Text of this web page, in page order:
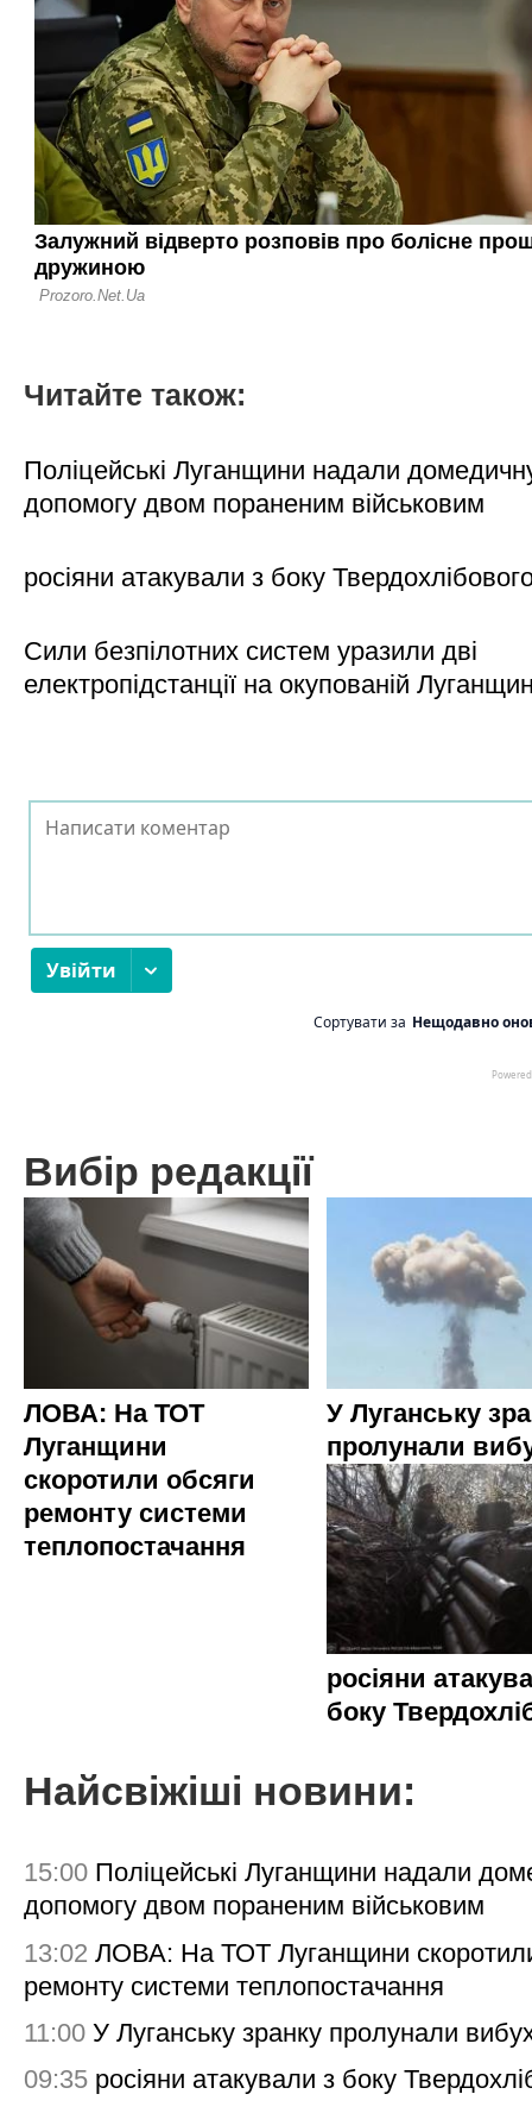
Читайте також:
Поліцейські Луганщини надали
допомогу двом пораненим військовим
росіяни атакували з боку
Сили безпілотних систем уразили дві
електропідстанції на окупованій
Вибір редакції
ЛОВА: На ТОТ
Луганщини
скоротили обсяги
ремонту системи
теплопостачання
У Луганську
пролунали
росіяни
боку
Найсвіжіші новини:
15:00 Поліцейські Луганщини надали
допомогу двом пораненим військовим
13:02 ЛОВА: На ТОТ Луганщини
ремонту системи теплопостачання
11:00 У Луганську зранку пролунали
09:35 росіяни атакували з боку